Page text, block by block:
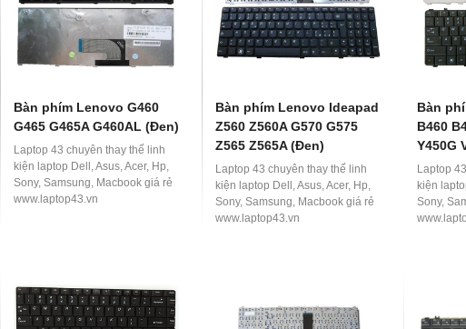
Bàn phím Lenovo G460
G465 G465A G460AL (Đen)
Laptop 43 chuyên thay thế linh
kiện laptop Dell, Asus, Acer, Hp,
Sony, Samsung, Macbook giá rẻ
www.laptop43.vn
Bàn phím Lenovo Ideapad
Z560 Z560A G570 G575
Z565 Z565A (Đen)
Laptop 43 chuyên thay thế linh
kiện laptop Dell, Asus, Acer, Hp,
Sony, Samsung, Macbook giá rẻ
www.laptop43.vn
Bàn
B460
Y450G
Laptop
kiện
Sony,